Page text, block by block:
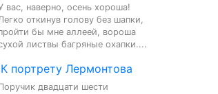
вас, наверно, осень хороша!
откинув голову без шапки,
бы мне аллеей, вороша
листвы багряные охапки....
К портрету Лермонтова
двадцати шести